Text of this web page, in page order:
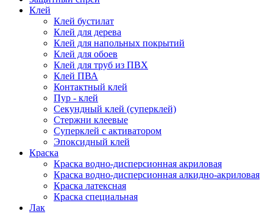
Клей
Клей бустилат
Клей для дерева
Клей для напольных покрытий
Клей для обоев
Клей для труб из ПВХ
Клей ПВА
Контактный клей
Пур - клей
Секундный клей (суперклей)
Стержни клеевые
Суперклей с активатором
Эпоксидный клей
Краска
Краска водно-дисперсионная акриловая
Краска водно-дисперсионная алкидно-акриловая
Краска латексная
Краска специальная
Лак